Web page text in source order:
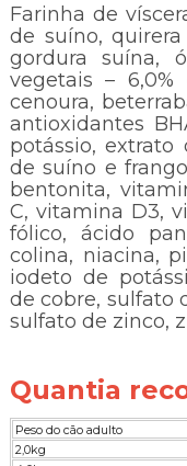
Farinha de
de suíno,
gordura suína,
vegetais – 6,0%
cenoura,
antioxidantes
potássio, extrato
de suíno e
bentonita,
C, vitamina D3,
fólico, ácido
colina, niacina,
iodeto de
de cobre, sulfato
sulfato de zinco,
Quantia
Peso do cão adulto
2,0kg